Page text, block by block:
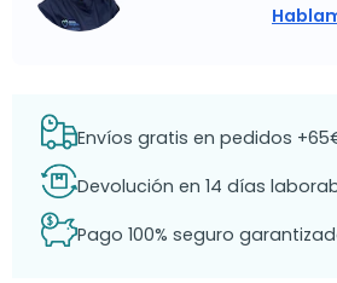
Envíos gratis en pedidos
Devolución en 14 días
Pago 100% seguro